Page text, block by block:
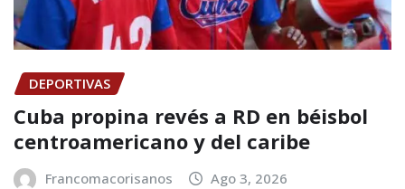
DEPORTIVAS
Cuba propina revés a RD en béisbol
centroamericano y del caribe
Francomacorisanos Ago 3, 2026